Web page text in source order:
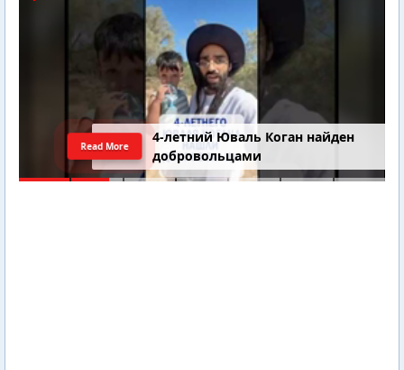
4-летний Юваль Коган найден
добровольцами
Read More